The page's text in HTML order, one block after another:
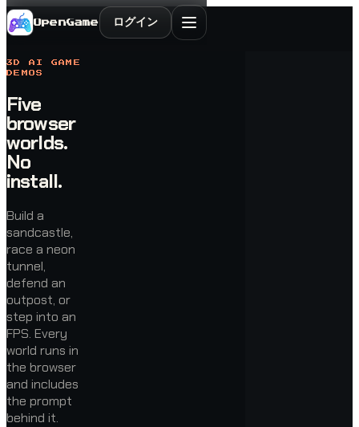
OpenGame ログイン
3D AI GAME
DEMOS
Five
browser
worlds.
No
install.
Build a
sandcastle,
race a neon
tunnel,
defend an
outpost, or
step into an
FPS. Every
world runs in
the browser
and includes
the prompt
behind it.